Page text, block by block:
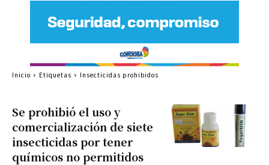
Se prohibió el uso y
comercialización de siete
insecticidas por tener
químicos no permitidos
Inicio Etiquetas Insecticidas prohibidos